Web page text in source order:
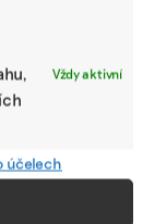
Vždy aktivní
účelech
Nespoléhejte